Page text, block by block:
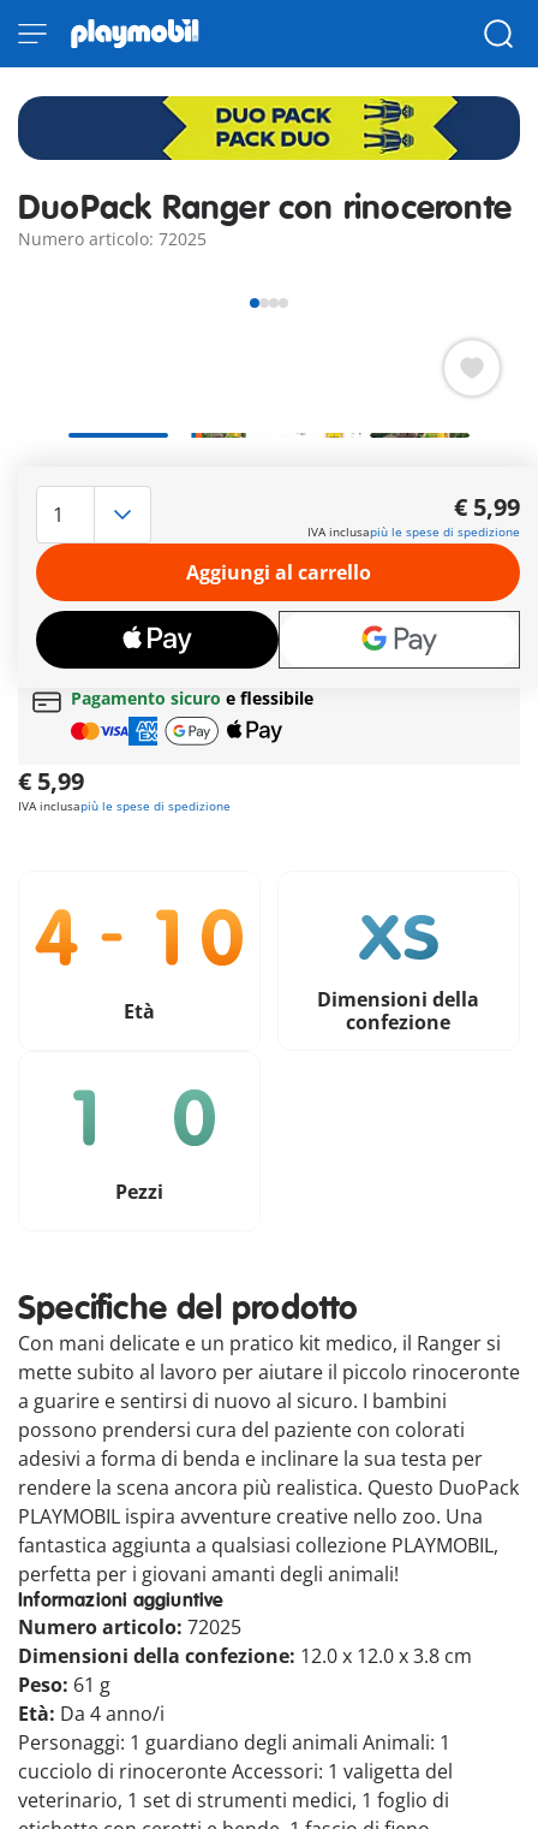
DuoPack Ranger con rinoceronte
Numero articolo: 72025
prende amorevolmente cura di un rinoceronte malato. Il
povero animale non mangia e si è fatto male cadendo, ma con
cibo speciale, qualche benda e una buona dose di coccole,
tornerà presto in piedi.
Ulteriori informazioni
Tempi di consegna
attualmente 6-8 giorni lavorativi!
Spedizione gratuita
per ordini da
49,90€
Pagamento sicuro e flessibile
€ 5,99
IVA inclusapiù le spese di spedizione
€ 5,99
IVA inclusapiù le spese di spedizione
Aggiungi al carrello
Età
Dimensioni della
confezione
Pezzi
Specifiche del prodotto
Con mani delicate e un pratico kit medico, il Ranger si
mette subito al lavoro per aiutare il piccolo rinoceronte
a guarire e sentirsi di nuovo al sicuro. I bambini
possono prendersi cura del paziente con colorati
adesivi a forma di benda e inclinare la sua testa per
rendere la scena ancora più realistica. Questo DuoPack
PLAYMOBIL ispira avventure creative nello zoo. Una
fantastica aggiunta a qualsiasi collezione PLAYMOBIL,
perfetta per i giovani amanti degli animali!
Informazioni aggiuntive
Numero articolo: 72025
Dimensioni della confezione: 12.0 x 12.0 x 3.8 cm
Peso: 61 g
Età: Da 4 anno/i
Personaggi: 1 guardiano degli animali Animali: 1
cucciolo di rinoceronte Accessori: 1 valigetta del
veterinario, 1 set di strumenti medici, 1 foglio di